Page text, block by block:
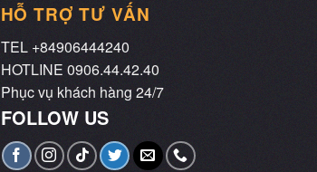
HỖ TRỢ TƯ VẤN
TEL +84906444240
HOTLINE 0906.44.42.40
Phục vụ khách hàng 24/7
FOLLOW US